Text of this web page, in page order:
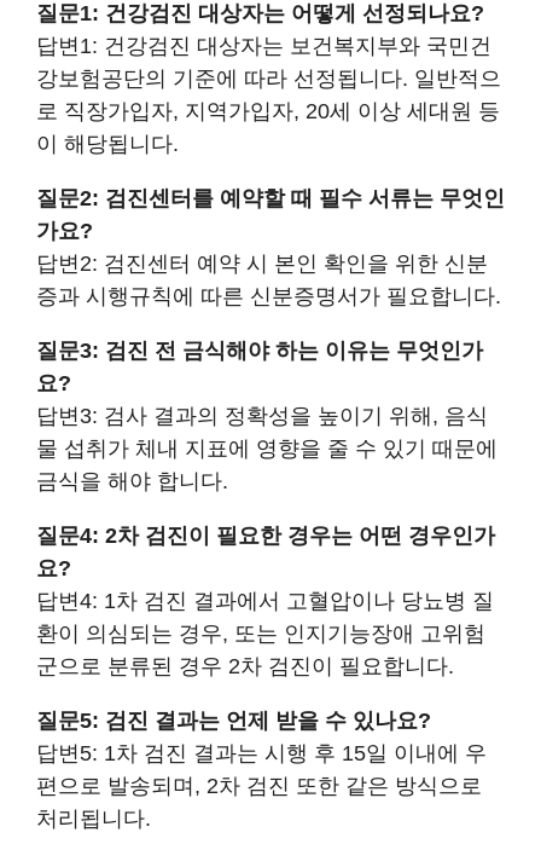
질문1: 건강검진 대상자는 어떻게 선정되나요?
답변1: 건강검진 대상자는 보건복지부와 국민건
강보험공단의 기준에 따라 선정됩니다. 일반적으
로 직장가입자, 지역가입자, 20세 이상 세대원 등
이 해당됩니다.
질문2: 검진센터를 예약할 때 필수 서류는 무엇인
가요?
답변2: 검진센터 예약 시 본인 확인을 위한 신분
증과 시행규칙에 따른 신분증명서가 필요합니다.
질문3: 검진 전 금식해야 하는 이유는 무엇인가
요?
답변3: 검사 결과의 정확성을 높이기 위해, 음식
물 섭취가 체내 지표에 영향을 줄 수 있기 때문에
금식을 해야 합니다.
질문4: 2차 검진이 필요한 경우는 어떤 경우인가
요?
답변4: 1차 검진 결과에서 고혈압이나 당뇨병 질
환이 의심되는 경우, 또는 인지기능장애 고위험
군으로 분류된 경우 2차 검진이 필요합니다.
질문5: 검진 결과는 언제 받을 수 있나요?
답변5: 1차 검진 결과는 시행 후 15일 이내에 우
편으로 발송되며, 2차 검진 또한 같은 방식으로
처리됩니다.